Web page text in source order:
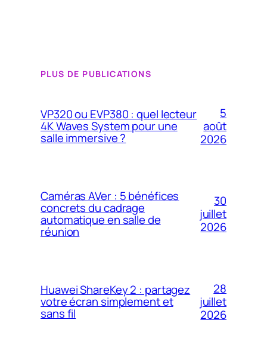
PLUS DE PUBLICATIONS
VP320 ou EVP380 : quel lecteur
4K Waves System pour une
salle immersive ?
5
août
2026
Caméras AVer : 5 bénéfices
concrets du cadrage
automatique en salle de
réunion
30
juillet
2026
Huawei ShareKey 2 : partagez
votre écran simplement et
sans fil
28
juillet
2026